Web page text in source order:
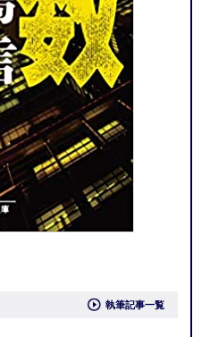
執筆記事一覧